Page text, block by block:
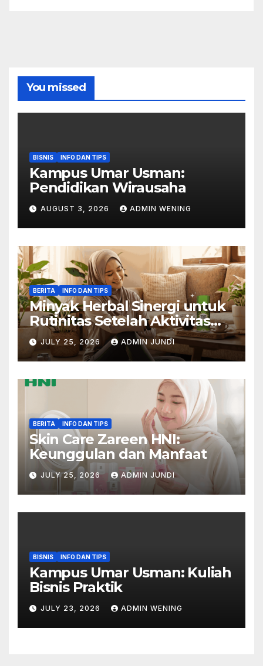
You missed
BISNIS INFO DAN TIPS
Kampus Umar Usman:
Pendidikan Wirausaha
AUGUST 3, 2026 ADMIN WENING
BERITA INFO DAN TIPS
Minyak Herbal Sinergi untuk
Rutinitas Setelah Aktivitas
Padat
JULY 25, 2026 ADMIN JUNDI
BERITA INFO DAN TIPS
Skin Care Zareen HNI:
Keunggulan dan Manfaat
JULY 25, 2026 ADMIN JUNDI
BISNIS INFO DAN TIPS
Kampus Umar Usman: Kuliah
Bisnis Praktik
JULY 23, 2026 ADMIN WENING